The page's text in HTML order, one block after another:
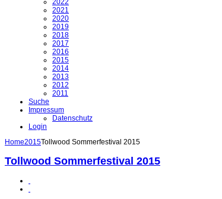
2022
2021
2020
2019
2018
2017
2016
2015
2014
2013
2012
2011
Suche
Impressum
Datenschutz
Login
Home2015Tollwood Sommerfestival 2015
Tollwood Sommerfestival 2015